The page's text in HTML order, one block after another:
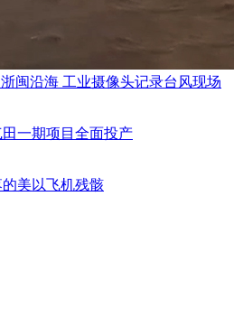
闽沿海 工业摄像头记录台风现场
一期项目全面投产
美以飞机残骸